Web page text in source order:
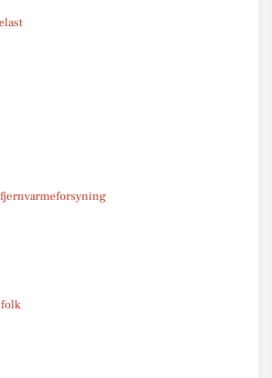
fjernvarmeforsyning